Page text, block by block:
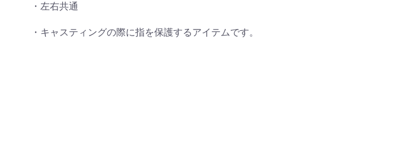
・左右共通
・キャスティングの際に指を保護するアイテムです。